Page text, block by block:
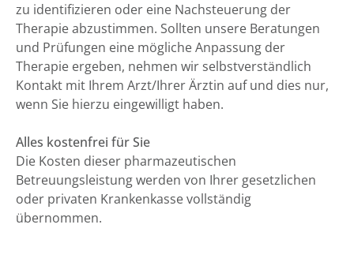
zu identifizieren oder eine Nachsteuerung der
Therapie abzustimmen. Sollten unsere Beratungen
und Prüfungen eine mögliche Anpassung der
Therapie ergeben, nehmen wir selbstverständlich
Kontakt mit Ihrem Arzt/Ihrer Ärztin auf und dies nur,
wenn Sie hierzu eingewilligt haben.
Alles kostenfrei für Sie
Die Kosten dieser pharmazeutischen
Betreuungsleistung werden von Ihrer gesetzlichen
oder privaten Krankenkasse vollständig
übernommen.